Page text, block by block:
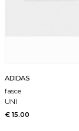
ADIDAS
fasce
UNI
€ 15.00